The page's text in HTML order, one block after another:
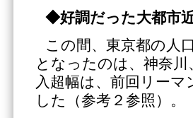
◆好調だった大都市
この間、東京都の人
となったのは、神奈
入超幅は、前回リー
した（参考２参照）。